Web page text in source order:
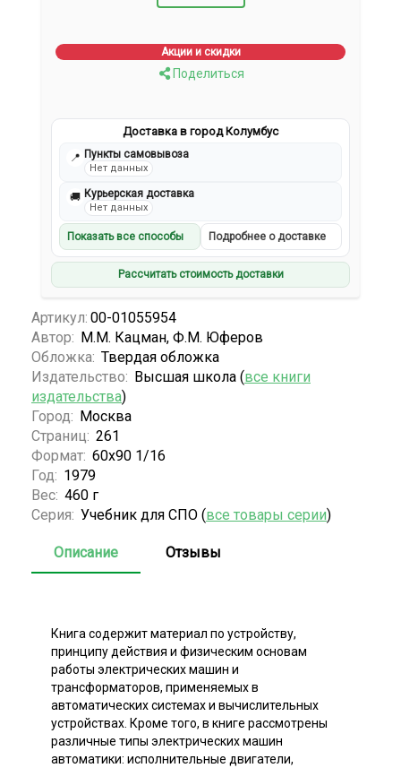
Акции и скидки
Поделиться
Доставка в город Колумбус
📍 Пункты самовывоза
Нет данных
🚚 Курьерская доставка
Нет данных
Показать все способы Подробнее о доставке
Рассчитать стоимость доставки
Артикул: 00-01055954
Автор: М.М. Кацман, Ф.М. Юферов
Обложка: Твердая обложка
Издательство: Высшая школа (все книги
издательства)
Город: Москва
Страниц: 261
Формат: 60х90 1/16
Год: 1979
Вес: 460 г
Серия: Учебник для СПО (все товары серии)
Описание Отзывы
Книга содержит материал по устройству,
принципу действия и физическим основам
работы электрических машин и
трансформаторов, применяемых в
автоматических системах и вычислительных
устройствах. Кроме того, в книге рассмотрены
различные типы электрических машин
автоматики: исполнительные двигатели,